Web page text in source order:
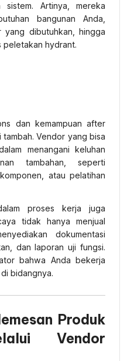
sistem. Artinya, mereka
bangunan Anda,
yang dibutuhkan, hingga
peletakan hydrant.
dan kemampuan after
Vendor yang bisa
menangani keluhan
tambahan, seperti
atau pelatihan
proses kerja juga
tidak hanya menjual
dokumentasi
dan laporan uji fungsi.
bahwa Anda bekerja
bidangnya.
Produk
Vendor